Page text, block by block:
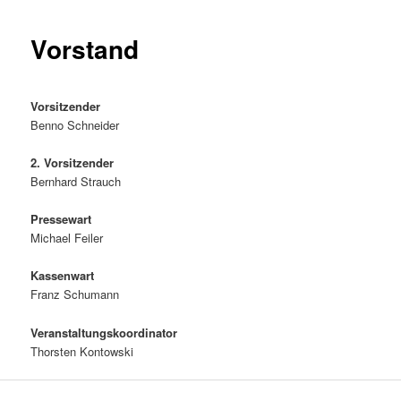
Vorstand
Vorsitzender
Benno Schneider
2. Vorsitzender
Bernhard Strauch
Pressewart
Michael Feiler
Kassenwart
Franz Schumann
Veranstaltungskoordinator
Thorsten Kontowski